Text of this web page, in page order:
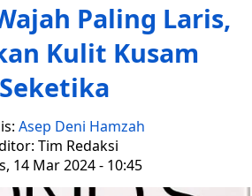
Paling Laris,
Kulit Kusam
Seketika
Asep Deni Hamzah
Tim Redaksi
14 Mar 2024 - 10:45